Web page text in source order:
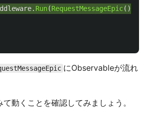
. Run(RequestMessageEpic());
にObservableが流れ
動くことを確認してみましょう。